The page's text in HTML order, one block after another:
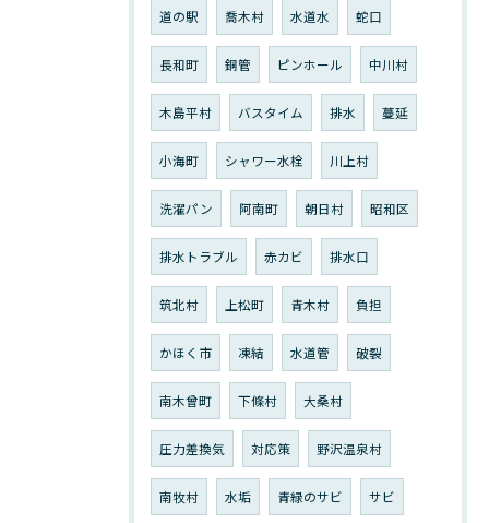
道の駅 喬木村 水道水 蛇口
長和町 銅管 ピンホール 中川村
木島平村 バスタイム 排水 蔓延
小海町 シャワー水栓 川上村
洗濯パン 阿南町 朝日村 昭和区
排水トラブル 赤カビ 排水口
筑北村 上松町 青木村 負担
かほく市 凍結 水道管 破裂
南木曾町 下條村 大桑村
圧力差換気 対応策 野沢温泉村
南牧村 水垢 青緑のサビ サビ